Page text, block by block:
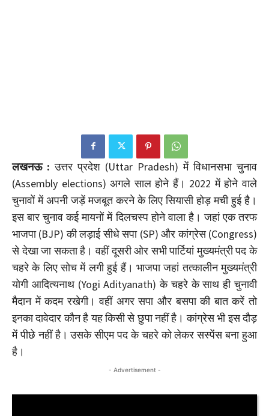
लखनऊ : उत्तर प्रदेश (Uttar Pradesh) में विधानसभा चुनाव
(Assembly elections) अगले साल होने हैं। 2022 में होने वाले
चुनावों में अपनी जड़ें मजबूत करने के लिए सियासी होड़ मची हुई है।
इस बार चुनाव कई मायनों में दिलचस्प होने वाला है। जहां एक तरफ
भाजपा (BJP) की लड़ाई सीधे सपा (SP) और कांग्रेस (Congress)
से देखा जा सकता है। वहीं दूसरी ओर सभी पार्टियां मुख्यमंत्री पद के
चहरे के लिए सोच में लगी हुई हैं। भाजपा जहां तत्कालीन मुख्यमंत्री
योगी आदित्यनाथ (Yogi Adityanath) के चहरे के साथ ही चुनावी
मैदान में कदम रखेगी। वहीं अगर सपा और बसपा की बात करें तो
इनका दावेदार कौन है यह किसी से छुपा नहीं है। कांग्रेस भी इस दौड़
में पीछे नहीं है। उसके सीएम पद के चहरे को लेकर सस्पेंस बना हुआ
है।
- Advertisement -